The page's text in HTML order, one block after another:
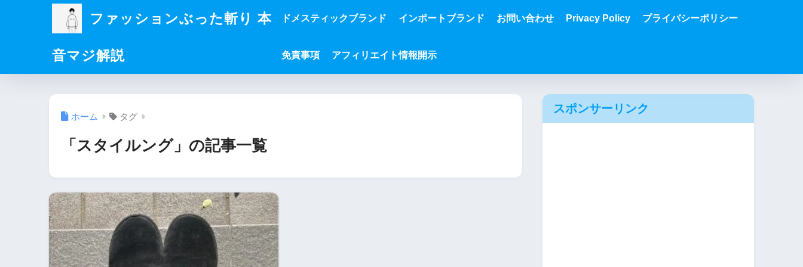
ファッションぶった斬り 本
音マジ解説
ドメスティックブランド インポートブランド お問い合わせ Privacy Policy プライバシーポリシー
免責事項 アフィリエイト情報開示
ホーム タグ
「スタイルング」の記事一覧
スポンサーリンク